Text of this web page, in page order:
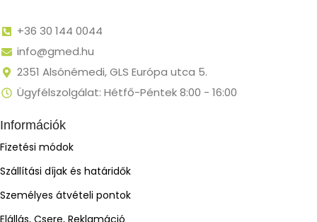
+36 30 144 0044
info@gmed.hu
2351 Alsónémedi, GLS Európa utca 5.
Ügyfélszolgálat: Hétfő-Péntek 8:00 - 16:00
Információk
Fizetési módok
Szállítási díjak és határidők
Személyes átvételi pontok
Elállás, Csere, Reklamáció